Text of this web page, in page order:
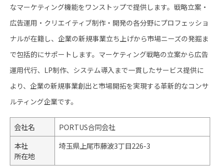
なマーケティング機能をワンストップで提供します。戦略立案・
広告運用・クリエイティブ制作・開発の各分野にプロフェッショ
ナルが在籍し、企業の新規事業立ち上げから市場ニーズの発掘ま
で包括的にサポートします。マーケティング戦略の立案から広告
運用代行、LP制作、システム導入まで一貫したサービス提供に
より、企業の新規事業創出と市場開拓を実現する革新的なコンサ
ルティング企業です。
会社名
PORTUS合同会社
本社
所在地
埼玉県上尾市藤波3丁目226-3